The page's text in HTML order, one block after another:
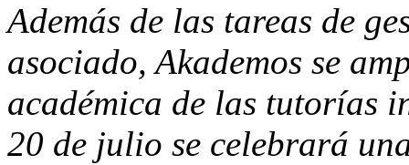
Además de las tareas de
asociado, Akademos se
académica de las tutorías
20 de julio se celebrará